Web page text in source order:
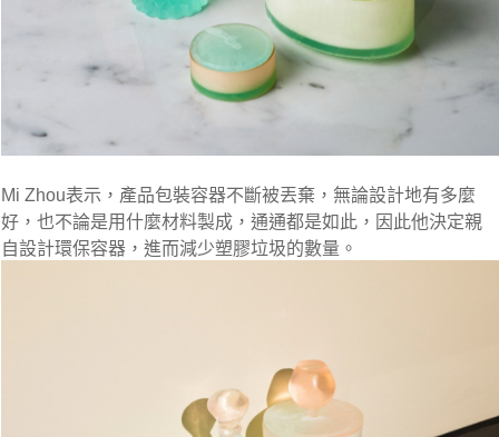
Mi Zhou表示，產品包裝容器不斷被丟棄，無論設計地有多麼
好，也不論是用什麼材料製成，通通都是如此，因此他決定親
自設計環保容器，進而減少塑膠垃圾的數量。